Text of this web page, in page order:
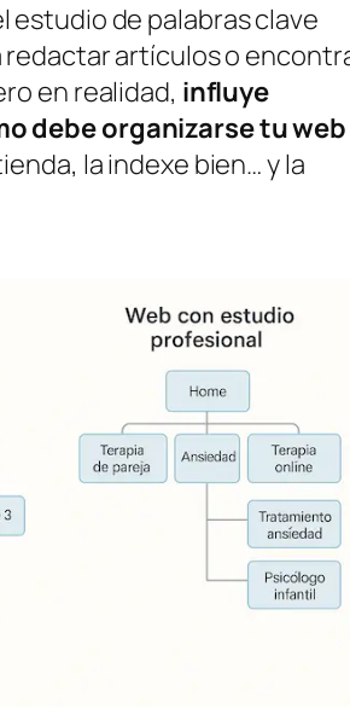
estudio de palabras clave
artículos o
en realidad, influye
debe organizarse tu web
la indexe bien… y la